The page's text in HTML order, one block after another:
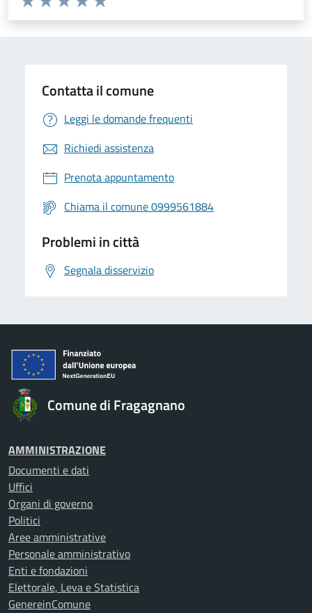
Valuta 5 stelle su 5
Valuta 4 stelle su 5
Valuta 3 stelle su 5
Valuta 2 stelle su 5
Valuta 1 stelle su 5
Contatta il comune
Leggi le domande frequenti
Richiedi assistenza
Prenota appuntamento
Chiama il comune 0999561884
Problemi in città
Segnala disservizio
Comune di Fragagnano
AMMINISTRAZIONE
Documenti e dati
Uffici
Organi di governo
Politici
Aree amministrative
Personale amministrativo
Enti e fondazioni
Elettorale, Leva e Statistica
GenereinComune